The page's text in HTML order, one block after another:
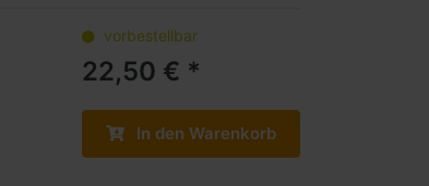
vorbestellbar
22,50 € *
In den Warenkorb